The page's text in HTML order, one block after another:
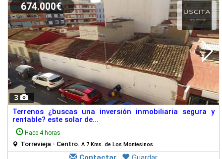
3
674.000€
Terrenos ¿buscas una inversión inmobiliaria segura y
rentable? este solar de...
Hace 4 horas
Torrevieja - Centro. A 7 Kms. de Los Montesinos